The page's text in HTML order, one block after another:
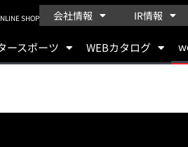
SHOP 会社情報 IR情報
ースポーツ WEBカタログ